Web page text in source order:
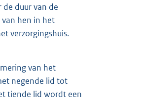
duur van de
hen in het
verzorgingshuis.
van het
negende lid tot
tiende lid wordt een